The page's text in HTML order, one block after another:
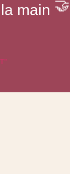
main 🤝